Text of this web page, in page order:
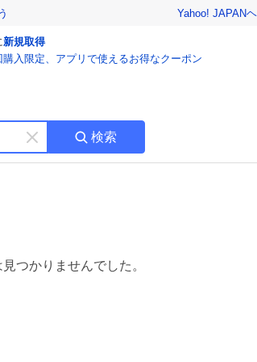
Yahoo! JAPAN
新規取得
購入限定、アプリで使えるお得なクーポン
キ
ー
す
検索
つかりませんでした。